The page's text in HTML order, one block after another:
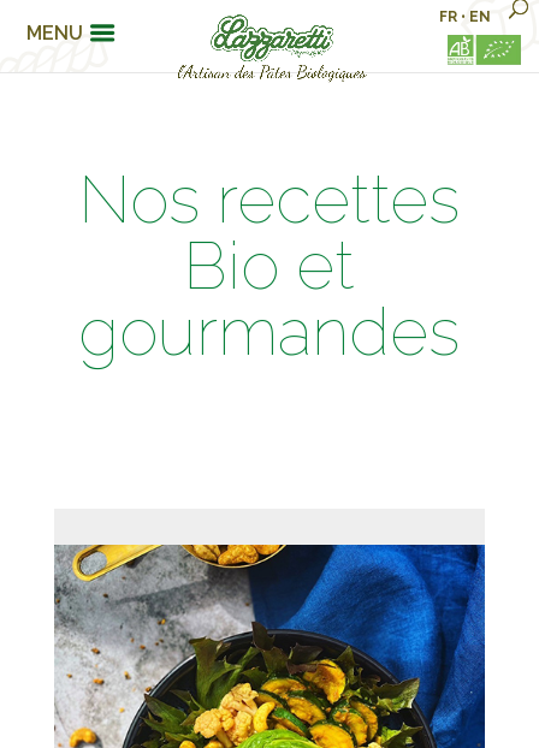
MENU
FR • EN
Nos recettes
Bio et
gourmandes